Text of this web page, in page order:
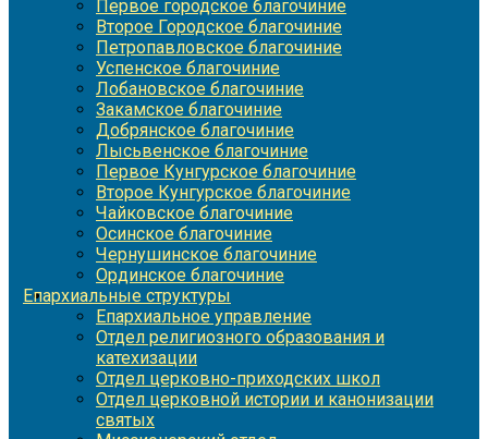
Первое городское благочиние
Второе Городское благочиние
Петропавловское благочиние
Успенское благочиние
Лобановское благочиние
Закамское благочиние
Добрянское благочиние
Лысьвенское благочиние
Первое Кунгурское благочиние
Второе Кунгурское благочиние
Чайковское благочиние
Осинское благочиние
Чернушинское благочиние
Ординское благочиние
Епархиальные структуры
Епархиальное управление
Отдел религиозного образования и
катехизации
Отдел церковно-приходских школ
Отдел церковной истории и канонизации
святых